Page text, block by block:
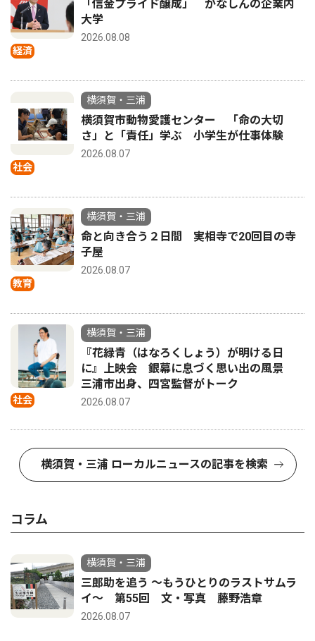
経済
「信金プライド醸成」 かなしんの企業内
大学
2026.08.08
社会
横須賀・三浦
横須賀市動物愛護センター 「命の大切
さ」と「責任」学ぶ 小学生が仕事体験
2026.08.07
教育
横須賀・三浦
命と向き合う２日間 実相寺で20回目の寺
子屋
2026.08.07
社会
横須賀・三浦
『花緑青（はなろくしょう）が明ける日
に』上映会 銀幕に息づく思い出の風景
三浦市出身、四宮監督がトーク
2026.08.07
横須賀・三浦 ローカルニュースの記事を検索
コラム
横須賀・三浦
三郎助を追う 〜もうひとりのラストサムラ
イ〜 第55回 文・写真 藤野浩章
2026.08.07